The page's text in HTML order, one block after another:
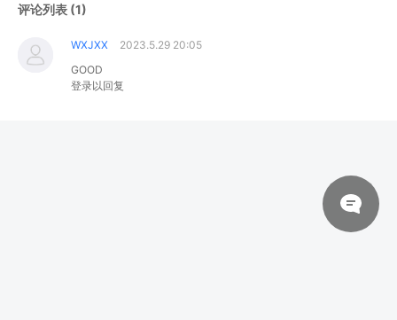
评论列表 (1)
WXJXX
2023.5.29 20:05
GOOD
登录以回复